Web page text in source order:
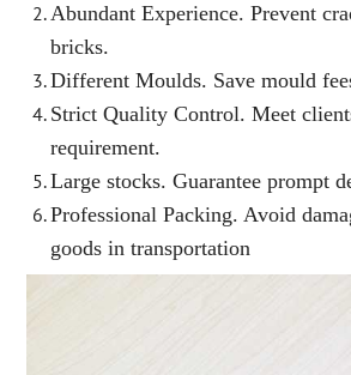
Abundant Experience. Prevent
bricks.
Different Moulds. Save mould
Strict Quality Control. Meet
requirement.
Large stocks. Guarantee prompt
Professional Packing. Avoid
goods in transportation